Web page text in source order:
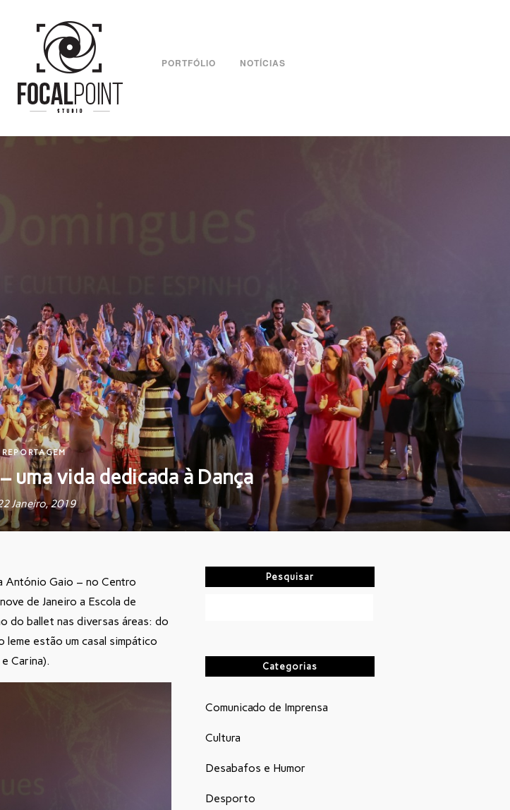
PORTFÓLIO NOTÍCIAS
REPORTAGEM
uma vida dedicada à Dança
Janeiro, 2019
António Gaio – no Centro
de Janeiro a Escola de
do ballet nas diversas áreas: do
estão um casal simpático
Carina).
Pesquisar
Categorias
Comunicado de Imprensa
Cultura
Desabafos e Humor
Desporto